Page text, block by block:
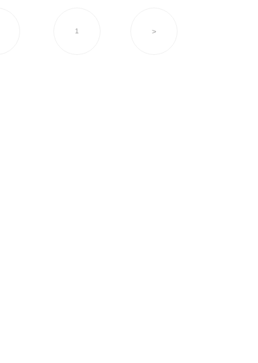
1 >